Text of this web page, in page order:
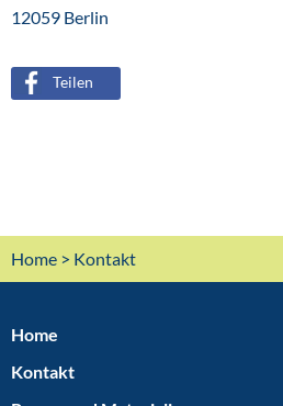
12059 Berlin
Teilen
Home > Kontakt
Home
Kontakt